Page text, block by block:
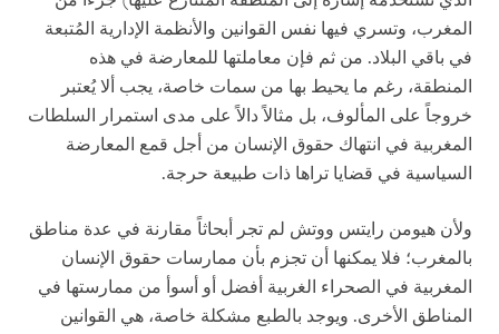
المغرب، وتسري فيها نفس القوانين والأنظمة الإدارية المُتبعة
في باقي البلاد. من ثم فإن معاملتها للمعارضة في هذه
المنطقة، رغم ما يحيط بها من سمات خاصة، يجب ألا يُعتبر
خروجاً على المألوف، بل مثالاً دالاً على مدى استمرار السلطات
المغربية في انتهاك حقوق الإنسان من أجل قمع المعارضة
السياسية في قضايا تراها ذات طبيعة حرجة.
ولأن هيومن رايتس ووتش لم تجر أبحاثاً مقارنة في عدة مناطق
بالمغرب؛ فلا يمكنها أن تجزم بأن ممارسات حقوق الإنسان
المغربية في الصحراء الغربية أفضل أو أسوأ من ممارستها في
المناطق الأخرى. ويوجد بالطبع مشكلة خاصة، هي القوانين